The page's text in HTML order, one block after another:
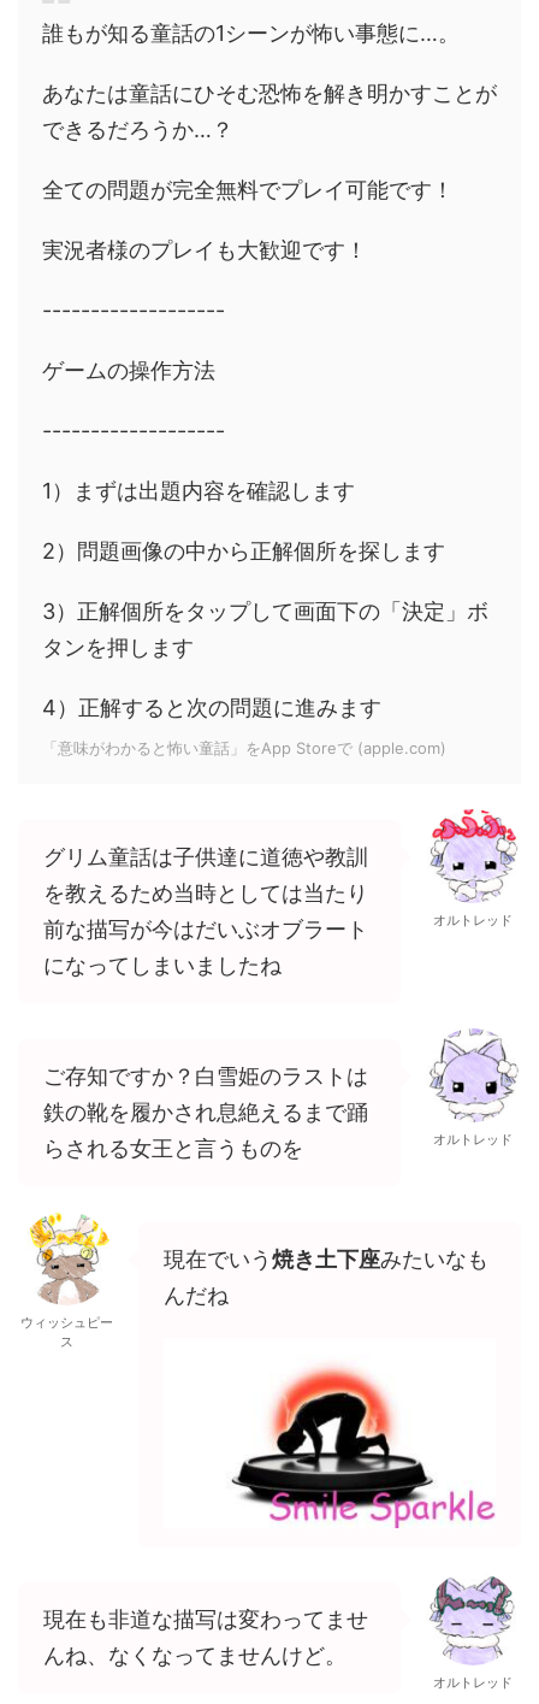
誰もが知る童話の1シーンが怖い事態に…。
あなたは童話にひそむ恐怖を解き明かすことが
できるだろうか…？
全ての問題が完全無料でプレイ可能です！
実況者様のプレイも大歓迎です！
-------------------
ゲームの操作方法
-------------------
1）まずは出題内容を確認します
2）問題画像の中から正解個所を探します
3）正解個所をタップして画面下の「決定」ボ
タンを押します
4）正解すると次の問題に進みます
「意味がわかると怖い童話」をApp Storeで (apple.com)
グリム童話は子供達に道徳や教訓
を教えるため当時としては当たり
前な描写が今はだいぶオブラート
になってしまいましたね
オルトレッド
ご存知ですか？白雪姫のラストは
鉄の靴を履かされ息絶えるまで踊
らされる女王と言うものを
オルトレッド
ウィッシュピー
ス
現在でいう焼き土下座みたいなも
んだね
現在も非道な描写は変わってませ
んね、なくなってませんけど。
オルトレッド